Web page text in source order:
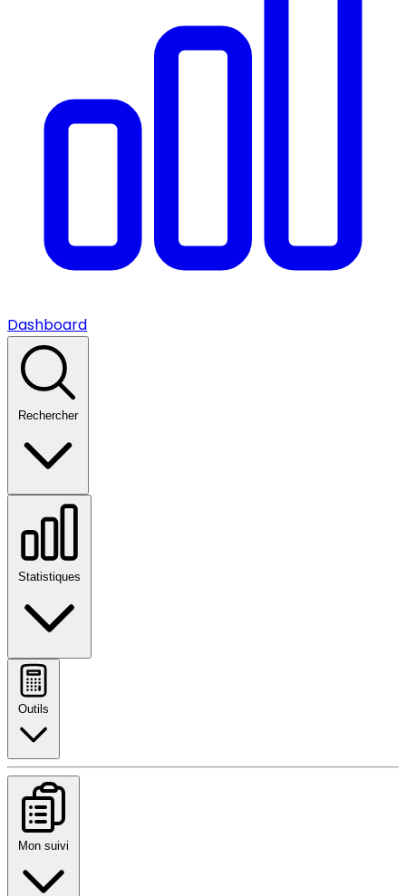
Dashboard
Rechercher
Statistiques
Outils
Mon suivi